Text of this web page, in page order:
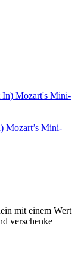
Mozart’s Mini-
mit einem Wert
verschenke